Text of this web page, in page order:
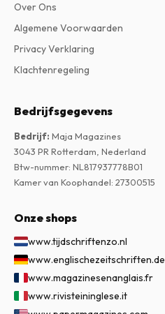
Over Ons
Algemene Voorwaarden
Privacy Verklaring
Klachtenregeling
Bedrijfsgegevens
Bedrijf: Maja Magazines
3043 PR Rotterdam, Nederland
Btw-nummer: NL817937778B01
Kamer van Koophandel: 27300515
Onze shops
www.tijdschriftenzo.nl
www.englischezeitschriften.de
www.magazinesenanglais.fr
www.rivisteininglese.it